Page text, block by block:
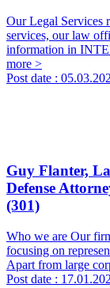
Our Legal Services
services, our law
information in
more >
Post date :
Guy Flanter,
Defense
(301)
Who we are Our
focusing on
Apart from large
Post date :